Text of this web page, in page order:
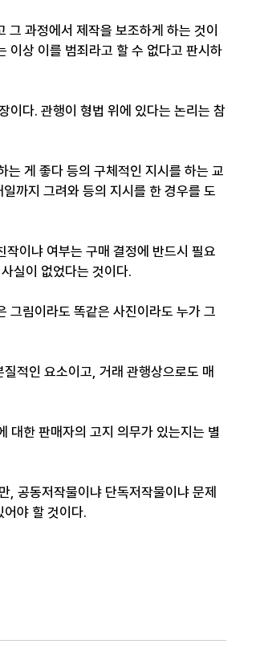
과정에서 제작을 보조하게 하는 것이
이상 이를 범죄라고 할 수 없다고 판시하
이다. 관행이 형법 위에 있다는 논리는 참
는 게 좋다 등의 구체적인 지시를 하는 교
까지 그려와 등의 지시를 한 경우를 도
이냐 여부는 구매 결정에 반드시 필요
실이 없었다는 것이다.
그림이라도 똑같은 사진이라도 누가 그
적인 요소이고, 거래 관행상으로도 매
대한 판매자의 고지 의무가 있는지는 별
, 공동저작물이냐 단독저작물이냐 문제
야 할 것이다.